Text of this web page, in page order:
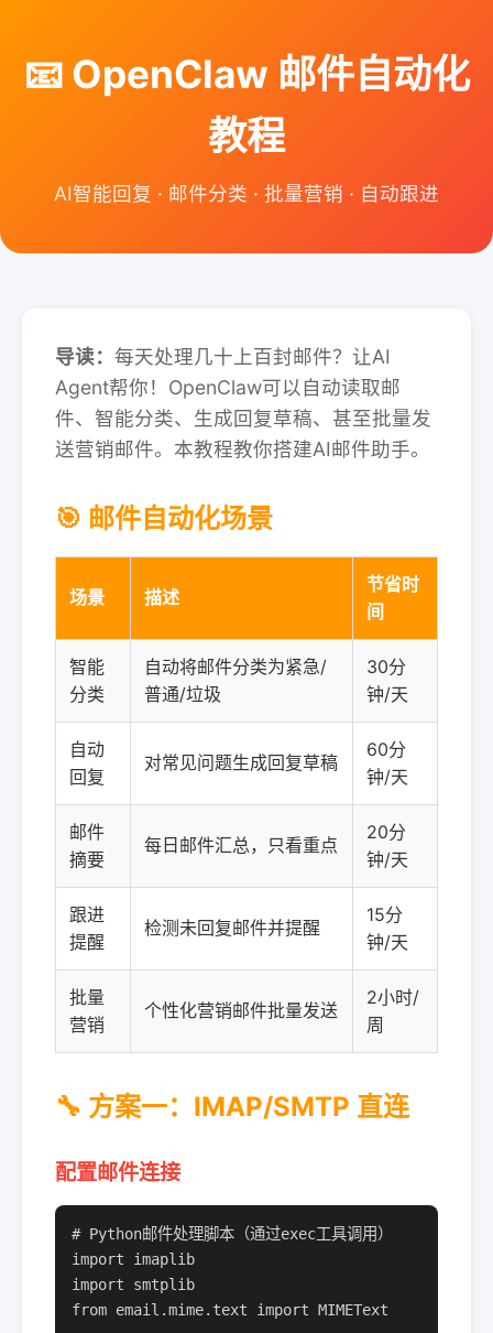
📧 OpenClaw 邮件自动化
教程
AI智能回复 · 邮件分类 · 批量营销 · 自动跟进
导读： 每天处理几十上百封邮件？让AI
Agent帮你！OpenClaw可以自动读取邮
件、智能分类、生成回复草稿、甚至批量发
送营销邮件。本教程教你搭建AI邮件助手。
🎯 邮件自动化场景
场景 描述
节省时
间
智能
分类
自动将邮件分类为紧急/
普通/垃圾
30分
钟/天
自动
回复
对常见问题生成回复草稿
60分
钟/天
邮件
摘要
每日邮件汇总，只看重点
20分
钟/天
跟进
提醒
检测未回复邮件并提醒
15分
钟/天
批量
营销
个性化营销邮件批量发送
2小时/
周
🔧 方案一：IMAP/SMTP 直连
配置邮件连接
# Python邮件处理脚本（通过exec工具调用）
import imaplib
import smtplib
from email.mime.text import MIMEText